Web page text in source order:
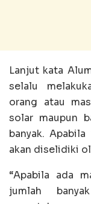
Lanjut kata
selalu
orang atau
solar maupun
banyak.
akan diselidiki
“Apabila ada
jumlah